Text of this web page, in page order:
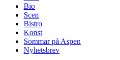
Bio
Scen
Bistro
Konst
Sommar på Aspen
Nyhetsbrev